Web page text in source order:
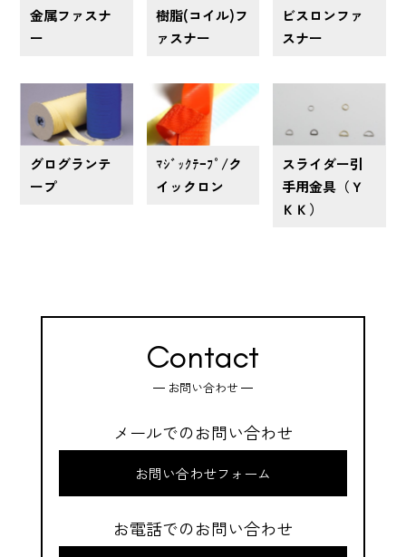
金属ファスナ
ー
樹脂(コイル)フ
ァスナー
ビスロンファ
スナー
グログランテ
ープ
ﾏｼﾞｯｸﾃｰﾌﾟ/ク
イックロン
スライダー引
手用金具（Ｙ
ＫＫ）
Contact
お問い合わせ
メールでのお問い合わせ
お問い合わせフォーム
お電話でのお問い合わせ